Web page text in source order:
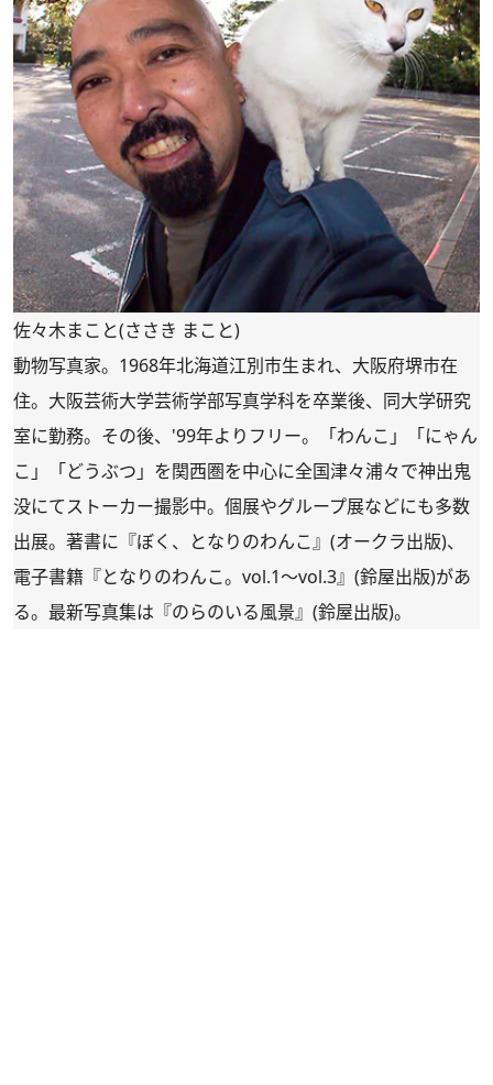
佐々木まこと(ささき まこと)
動物写真家。1968年北海道江別市生まれ、大阪府堺市在
住。大阪芸術大学芸術学部写真学科を卒業後、同大学研究
室に勤務。その後、'99年よりフリー。「わんこ」「にゃん
こ」「どうぶつ」を関西圏を中心に全国津々浦々で神出鬼
没にてストーカー撮影中。個展やグループ展などにも多数
出展。著書に『ぼく、となりのわんこ』(オークラ出版)、
電子書籍『となりのわんこ。vol.1～vol.3』(鈴屋出版)があ
る。最新写真集は『のらのいる風景』(鈴屋出版)。